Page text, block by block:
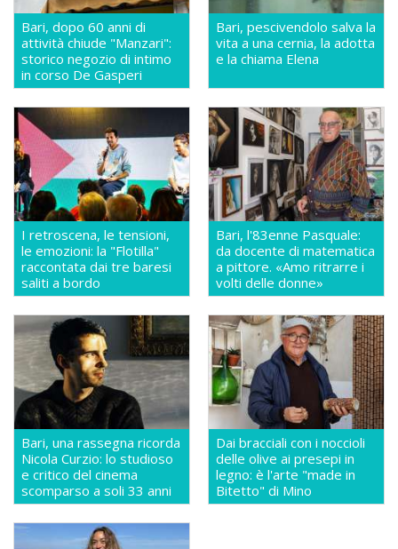
Bari, dopo 60 anni di
attività chiude "Manzari":
storico negozio di intimo
in corso De Gasperi
Bari, pescivendolo salva la
vita a una cernia, la adotta
e la chiama Elena
I retroscena, le tensioni,
le emozioni: la "Flotilla"
raccontata dai tre baresi
saliti a bordo
Bari, l'83enne Pasquale:
da docente di matematica
a pittore. «Amo ritrarre i
volti delle donne»
Bari, una rassegna ricorda
Nicola Curzio: lo studioso
e critico del cinema
scomparso a soli 33 anni
Dai bracciali con i noccioli
delle olive ai presepi in
legno: è l'arte "made in
Bitetto" di Mino